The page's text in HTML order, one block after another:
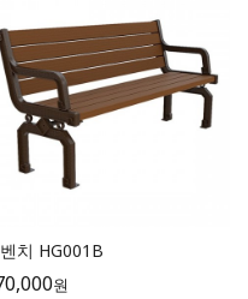
치 HG001B
원